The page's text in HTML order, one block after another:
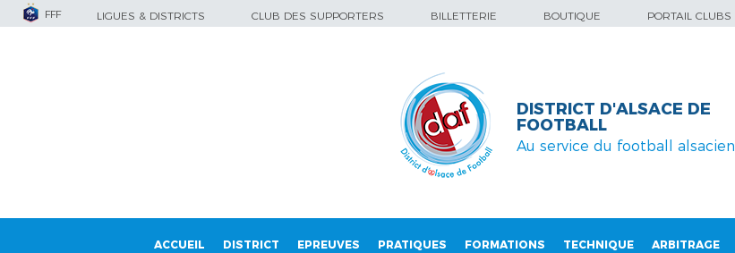
FFF LIGUES & DISTRICTS CLUB DES SUPPORTERS BILLETTERIE BOUTIQUE PORTAIL CLUBS
DISTRICT D'ALSACE DE
FOOTBALL
Au service du football alsacien
ACCUEIL DISTRICT EPREUVES PRATIQUES FORMATIONS TECHNIQUE ARBITRAGE